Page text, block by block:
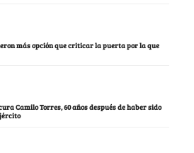
más opción que criticar la puerta por la que
Camilo Torres, 60 años después de haber sido